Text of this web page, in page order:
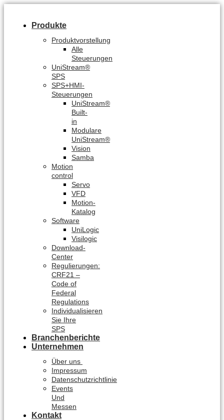
Produkte
Produktvorstellung
Alle
Steuerungen
UniStream®
SPS
SPS+HMI-
Steuerungen
UniStream®
Built-
in
Modulare
UniStream®
Vision
Samba
Motion
control
Servo
VFD
Motion-
Katalog
Software
UniLogic
Visilogic
Download-
Center
Regulierungen:
CRF21 –
Code of
Federal
Regulations
Individualisieren
Sie Ihre
SPS
Branchenberichte
Unternehmen
Über uns
Impressum
Datenschutzrichtlinie
Events
Und
Messen
Kontakt